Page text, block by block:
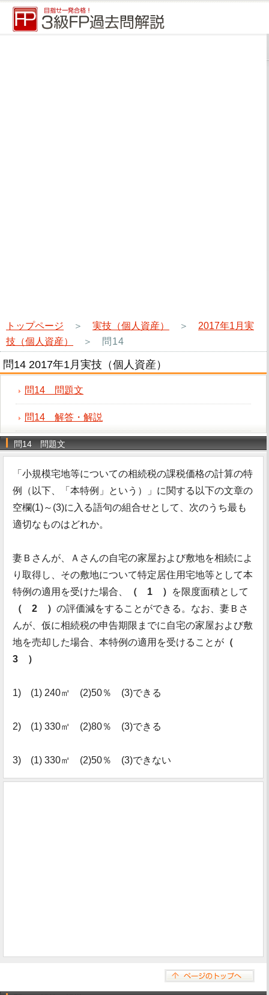
トップページ ＞ 実技（個人資産） ＞ 2017年1月実
技（個人資産）
＞ 問14
問14 2017年1月実技（個人資産）
問14 問題文
問14 解答・解説
問14 問題文
「小規模宅地等についての相続税の課税価格の計算の特
例（以下、「本特例」という）」に関する以下の文章の
空欄(1)～(3)に入る語句の組合せとして、次のうち最も
適切なものはどれか。
妻Ｂさんが、Ａさんの自宅の家屋および敷地を相続によ
り取得し、その敷地について特定居住用宅地等として本
特例の適用を受けた場合、
（ 1 ）
を限度面積として
（ 2 ） の評価減をすることができる。なお、妻Ｂさ
んが、仮に相続税の申告期限までに自宅の家屋および敷
地を売却した場合、本特例の適用を受けることが （
3 ）
1) (1) 240㎡ (2)50％ (3)できる
2) (1) 330㎡ (2)80％ (3)できる
3) (1) 330㎡ (2)50％ (3)できない